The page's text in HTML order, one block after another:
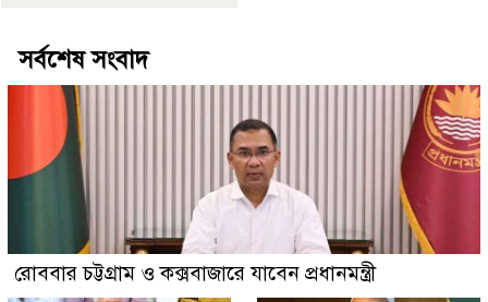
সর্বশেষ সংবাদ
রোববার চট্টগ্রাম ও কক্সবাজারে যাবেন প্রধানমন্ত্রী